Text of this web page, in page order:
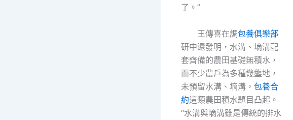
了。”
王傳喜在調包養俱樂部
研中還發明，水溝、墑溝配
套齊備的農田基礎無積水，
而不少農戶為多種幾壟地，
未預留水溝、墑溝， 包養合
約這類農田積水題目凸起。
“水溝與墑溝雖是傳統的排水